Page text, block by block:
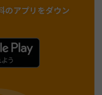
のアプリをダウン